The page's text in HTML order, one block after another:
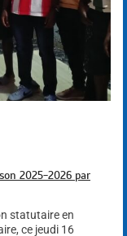
2025-2026 par
statutaire en
ce jeudi 16